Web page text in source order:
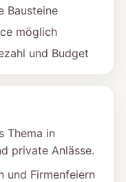
Bausteine
möglich
und Budget
Thema in
private Anlässe.
und Firmenfeiern